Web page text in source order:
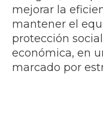
mejorar la
mantener el
protección
económica, en
marcado por